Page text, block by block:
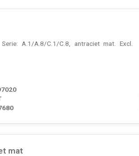
A.1/A.8/C.1/C.8, antraciet mat. Excl.
mat